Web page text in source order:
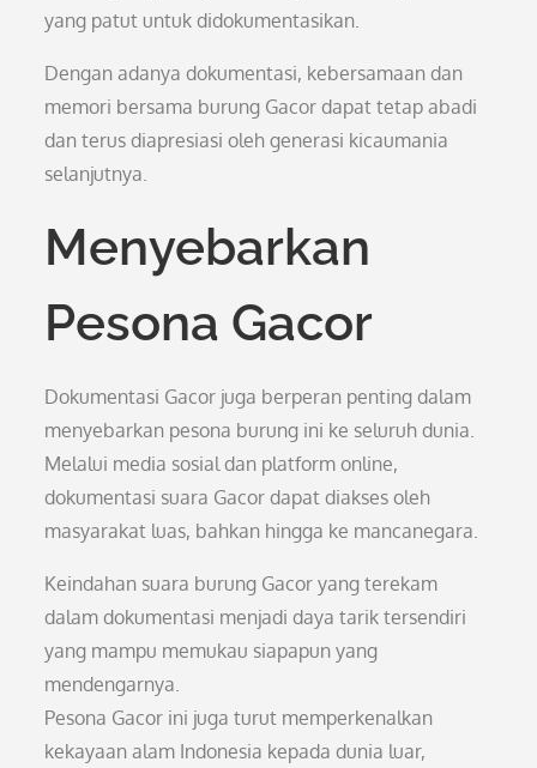
yang patut untuk didokumentasikan.
Dengan adanya dokumentasi, kebersamaan dan
memori bersama burung Gacor dapat tetap abadi
dan terus diapresiasi oleh generasi kicaumania
selanjutnya.
Menyebarkan
Pesona Gacor
Dokumentasi Gacor juga berperan penting dalam
menyebarkan pesona burung ini ke seluruh dunia.
Melalui media sosial dan platform online,
dokumentasi suara Gacor dapat diakses oleh
masyarakat luas, bahkan hingga ke mancanegara.
Keindahan suara burung Gacor yang terekam
dalam dokumentasi menjadi daya tarik tersendiri
yang mampu memukau siapapun yang
mendengarnya.
Pesona Gacor ini juga turut memperkenalkan
kekayaan alam Indonesia kepada dunia luar,